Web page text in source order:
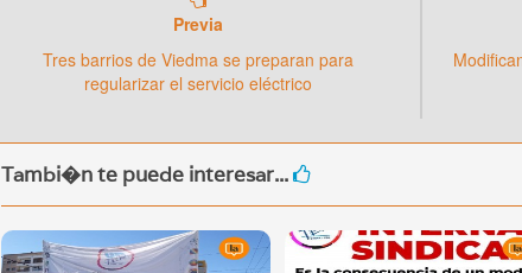
Previa
Tres barrios de Viedma se preparan para
regularizar el servicio eléctrico
Tambi�n te puede interesar...